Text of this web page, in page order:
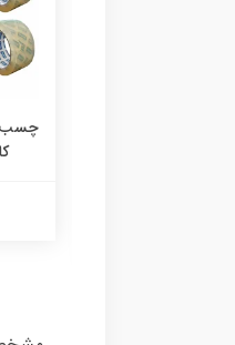
چسب